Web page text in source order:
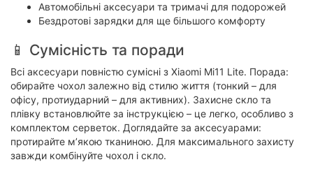
Автомобільні аксесуари та тримачі для подорожей
Бездротові зарядки для ще більшого комфорту
📱 Сумісність та поради
Всі аксесуари повністю сумісні з Xiaomi Mi11 Lite. Порада:
обирайте чохол залежно від стилю життя (тонкий – для
офісу, протиударний – для активних). Захисне скло та
плівку встановлюйте за інструкцією – це легко, особливо з
комплектом серветок. Доглядайте за аксесуарами:
протирайте м’якою тканиною. Для максимального захисту
завжди комбінуйте чохол і скло.